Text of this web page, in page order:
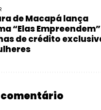
de Macapá lança
“Elas Empreendem”
de crédito
comentário